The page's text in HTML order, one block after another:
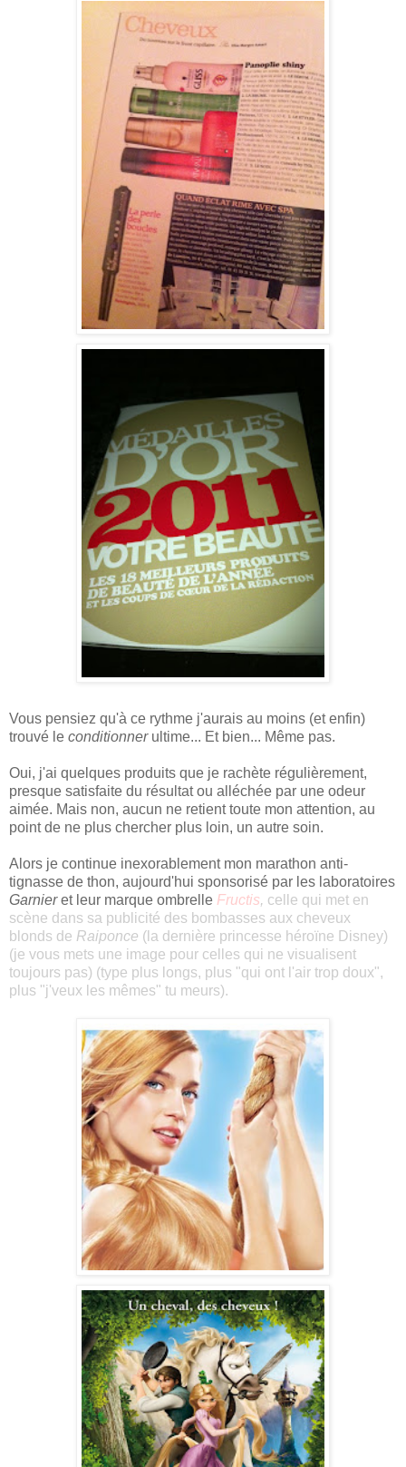
Vous pensiez qu'à ce rythme j'aurais au moins (et enfin)
trouvé le conditionnerultime... Et bien... Même pas.
Oui, j'ai quelques produits que je rachète régulièrement,
presque satisfaite du résultat ou alléchée par une odeur
aimée. Mais non, aucun ne retient toute mon attention, au
point de ne plus chercher plus loin, un autre soin.
Alors je continue inexorablement mon marathon anti-
tignasse de thon, aujourd'hui sponsorisé par les laboratoires
Garnieret leur marque ombrelle Fructis, celle qui met en
scène dans sa publicité des bombasses aux cheveux
blonds de Raiponce (la dernière princesse héroïne Disney)
(je vous mets une image pour celles qui ne visualisent
toujours pas) (type plus longs, plus "qui ont l'air trop doux",
plus "j'veux les mêmes" tu meurs).